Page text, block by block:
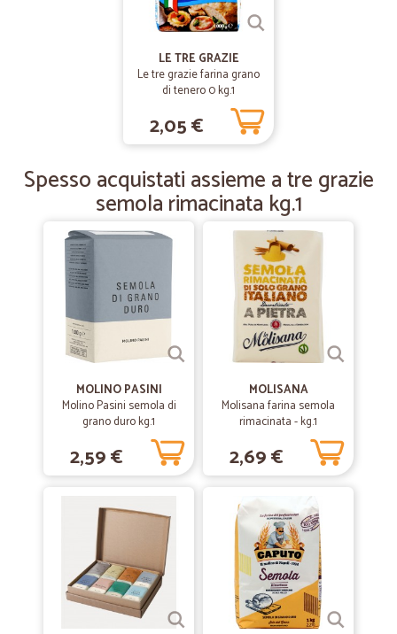
Ottimo servizio e molto celere
Ottimo servizio e molto celere
Spedizione velocissima/prodotti ottimi
Spedizione velocissima/prodotti ottimi
LE TRE GRAZIE
Le tre grazie farina grano
di tenero 0 kg.1
2,05 €
Spesso acquistati assieme a tre grazie
semola rimacinata kg.1
MOLINO PASINI
Molino Pasini semola di
grano duro kg.1
2,59 €
MOLISANA
Molisana farina semola
rimacinata - kg.1
2,69 €